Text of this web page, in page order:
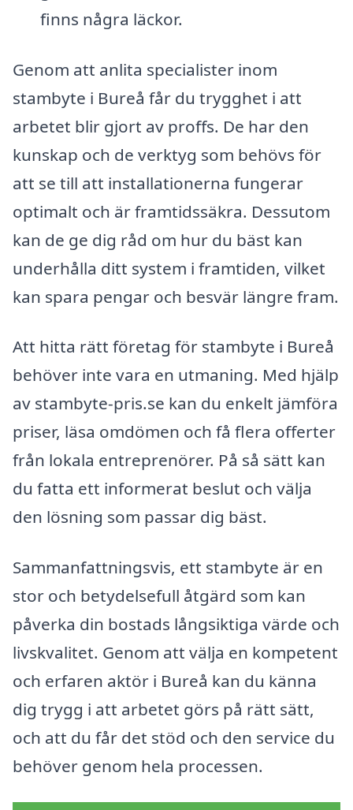
finns några läckor.
Genom att anlita specialister inom
stambyte i Bureå får du trygghet i att
arbetet blir gjort av proffs. De har den
kunskap och de verktyg som behövs för
att se till att installationerna fungerar
optimalt och är framtidssäkra. Dessutom
kan de ge dig råd om hur du bäst kan
underhålla ditt system i framtiden, vilket
kan spara pengar och besvär längre fram.
Att hitta rätt företag för stambyte i Bureå
behöver inte vara en utmaning. Med hjälp
av stambyte-pris.se kan du enkelt jämföra
priser, läsa omdömen och få flera offerter
från lokala entreprenörer. På så sätt kan
du fatta ett informerat beslut och välja
den lösning som passar dig bäst.
Sammanfattningsvis, ett stambyte är en
stor och betydelsefull åtgärd som kan
påverka din bostads långsiktiga värde och
livskvalitet. Genom att välja en kompetent
och erfaren aktör i Bureå kan du känna
dig trygg i att arbetet görs på rätt sätt,
och att du får det stöd och den service du
behöver genom hela processen.